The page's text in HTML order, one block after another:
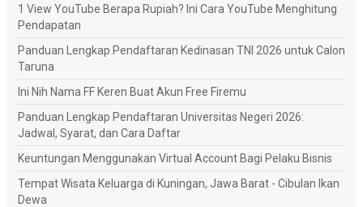
1 View YouTube Berapa Rupiah? Ini Cara YouTube Menghitung
Pendapatan
Panduan Lengkap Pendaftaran Kedinasan TNI 2026 untuk Calon
Taruna
Ini Nih Nama FF Keren Buat Akun Free Firemu
Panduan Lengkap Pendaftaran Universitas Negeri 2026:
Jadwal, Syarat, dan Cara Daftar
Keuntungan Menggunakan Virtual Account Bagi Pelaku Bisnis
Tempat Wisata Keluarga di Kuningan, Jawa Barat - Cibulan Ikan
Dewa